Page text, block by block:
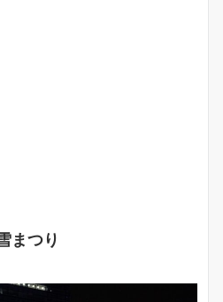
まつり